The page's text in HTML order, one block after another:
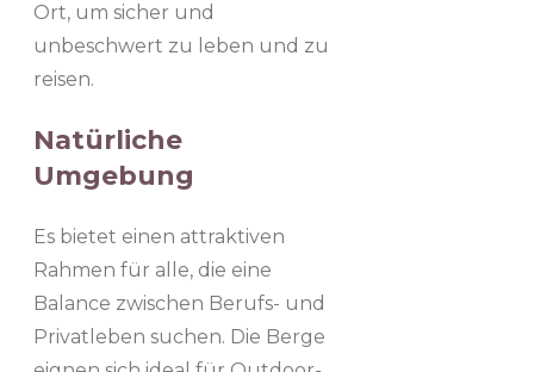
Ort, um sicher und
unbeschwert zu leben und zu
reisen.
Natürliche
Umgebung
Es bietet einen attraktiven
Rahmen für alle, die eine
Balance zwischen Berufs- und
Privatleben suchen. Die Berge